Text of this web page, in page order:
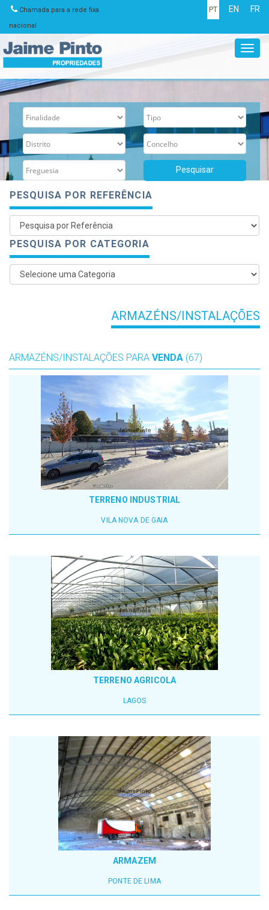
Chamada para a rede fixa
nacional
PT EN FR
PESQUISA POR REFERÊNCIA
PESQUISA POR CATEGORIA
ARMAZÉNS/INSTALAÇÕES
ARMAZÉNS/INSTALAÇÕES PARA VENDA (67)
TERRENO INDUSTRIAL
VILA NOVA DE GAIA
TERRENO AGRICOLA
LAGOS
ARMAZEM
PONTE DE LIMA